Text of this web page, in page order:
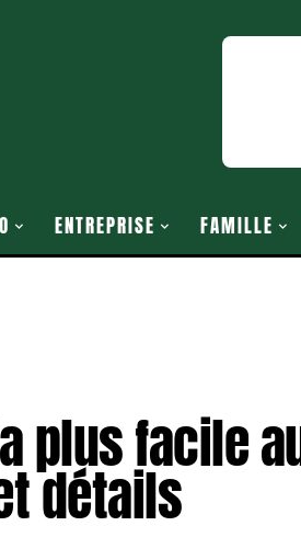
ENTREPRISE FAMILLE
plus facile
détails